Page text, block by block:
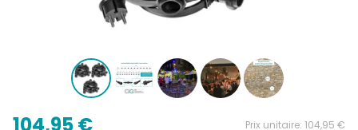
Prix unitaire: 104,95 €